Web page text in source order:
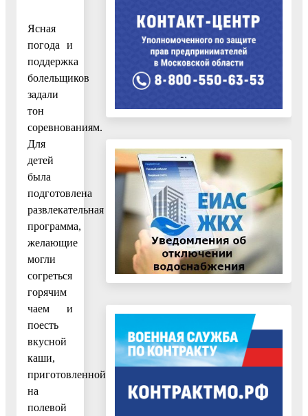
Ясная
погода и
поддержка
болельщиков
задали
тон
соревнованиям.
Для
детей
была
подготовлена
развлекательная
программа,
желающие
могли
согреться
горячим
чаем и
поесть
вкусной
каши,
приготовленной
на
полевой